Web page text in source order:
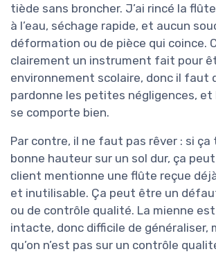
tiède sans broncher. J’ai rincé la
à l’eau, séchage rapide, et aucun
déformation ou de pièce qui coince.
clairement un instrument fait pour
environnement scolaire, donc il faut
pardonne les petites négligences, et
se comporte bien.
Par contre, il ne faut pas rêver : si ça
bonne hauteur sur un sol dur, ça
client mentionne une flûte reçue
et inutilisable. Ça peut être un
ou de contrôle qualité. La mienne
intacte, donc difficile de généraliser,
qu’on n’est pas sur un contrôle